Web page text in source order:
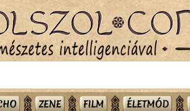
ZENE FILM ÉLETMÓD